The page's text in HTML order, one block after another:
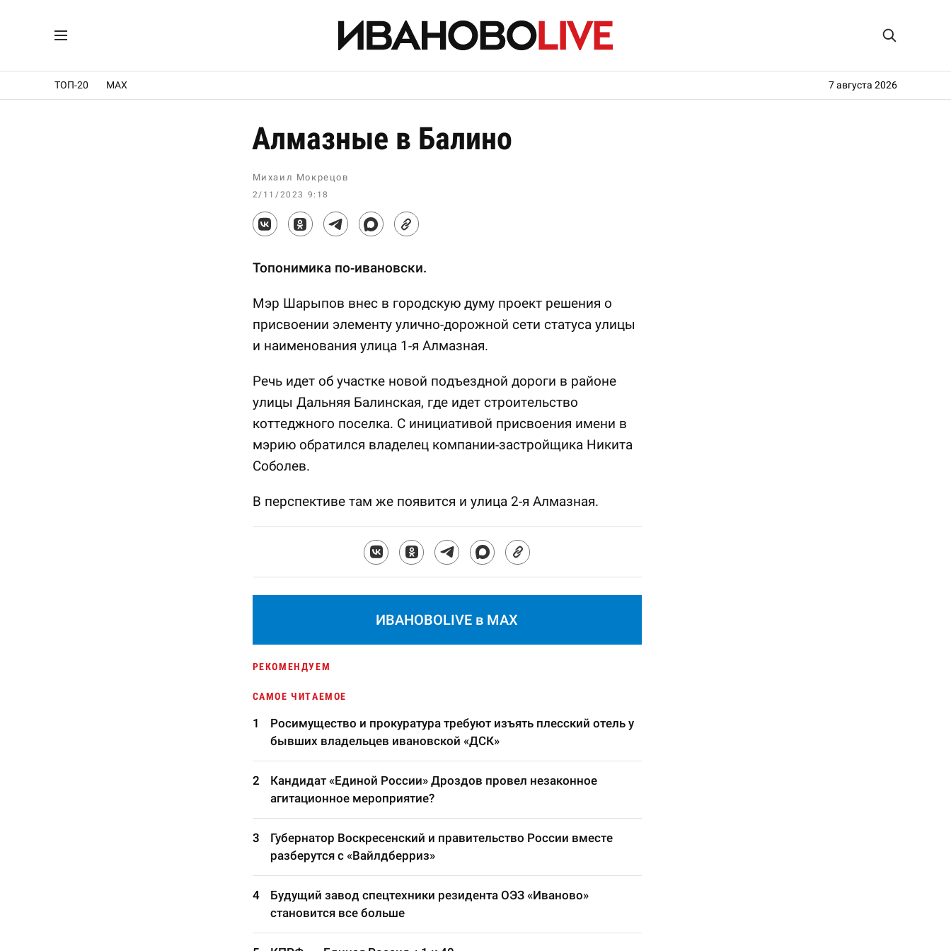
ТОП-20 MAX 7 августа 2026
Алмазные в Балино
Михаил Мокрецов
2/11/2023 9:18
Топонимика по-ивановски.
Мэр Шарыпов внес в городскую думу проект решения о
присвоении элементу улично-дорожной сети статуса улицы
и наименования улица 1-я Алмазная.
Речь идет об участке новой подъездной дороги в районе
улицы Дальняя Балинская, где идет строительство
коттеджного поселка. С инициативой присвоения имени в
мэрию обратился владелец компании-застройщика Никита
Соболев.
В перспективе там же появится и улица 2-я Алмазная.
ИВАНОВОLIVE в MAX
РЕКОМЕНДУЕМ
САМОЕ ЧИТАЕМОЕ
Росимущество и прокуратура требуют изъять плесский отель у
бывших владельцев ивановской «ДСК»
Кандидат «Единой России» Дроздов провел незаконное
агитационное мероприятие?
Губернатор Воскресенский и правительство России вместе
разберутся с «Вайлдберриз»
Будущий завод спецтехники резидента ОЭЗ «Иваново»
становится все больше